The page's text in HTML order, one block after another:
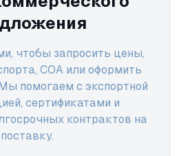
чтобы запросить цены,
COA или оформить
помогаем с экспортной
сертификатами и
контрактов на
поставку.